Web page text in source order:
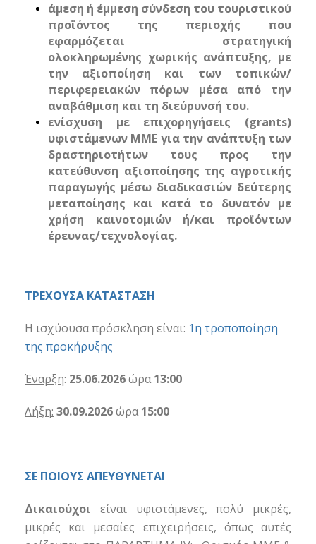
άμεση ή έμμεση σύνδεση του τουριστικού
προϊόντος της περιοχής που
εφαρμόζεται στρατηγική
ολοκληρωμένης χωρικής ανάπτυξης, με
την αξιοποίηση και των τοπικών/
περιφερειακών πόρων μέσα από την
αναβάθμιση και τη διεύρυνσή του.
ενίσχυση με επιχορηγήσεις (grants)
υφιστάμενων ΜΜΕ για την ανάπτυξη των
δραστηριοτήτων τους προς την
κατεύθυνση αξιοποίησης της αγροτικής
παραγωγής μέσω διαδικασιών δεύτερης
μεταποίησης και κατά το δυνατόν με
χρήση καινοτομιών ή/και προϊόντων
έρευνας/τεχνολογίας.
ΤΡΕΧΟΥΣΑ ΚΑΤΑΣΤΑΣΗ
Η ισχύουσα πρόσκληση είναι: 1η τροποποίηση
της προκήρυξης
Έναρξη: 25.06.2026ώρα13:00
Λήξη: 30.09.2026ώρα15:00
ΣΕ ΠΟΙΟΥΣ ΑΠΕΥΘΥΝΕΤΑΙ
Δικαιούχοι είναι υφιστάμενες, πολύ μικρές,
μικρές και μεσαίες επιχειρήσεις, όπως αυτές